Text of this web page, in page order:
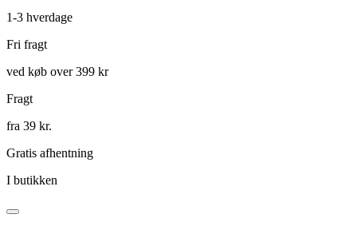
1-3 hverdage
Fri fragt
ved køb over 399 kr
Fragt
fra 39 kr.
Gratis afhentning
I butikken